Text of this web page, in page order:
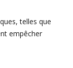
telles que
empêcher